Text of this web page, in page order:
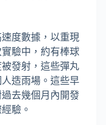
度數據，以重現
驗中，約有棒球
發射，這些彈丸
造雨場。這些早
去幾個月內開發
驗。